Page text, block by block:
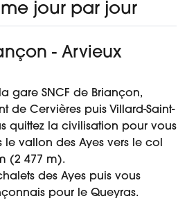
jour par jour
- Arvieux
gare SNCF de Briançon,
de Cervières puis Villard-Saint-
quittez la civilisation pour vous
le vallon des Ayes vers le col
(2 477 m).
des Ayes puis vous
pour le Queyras.